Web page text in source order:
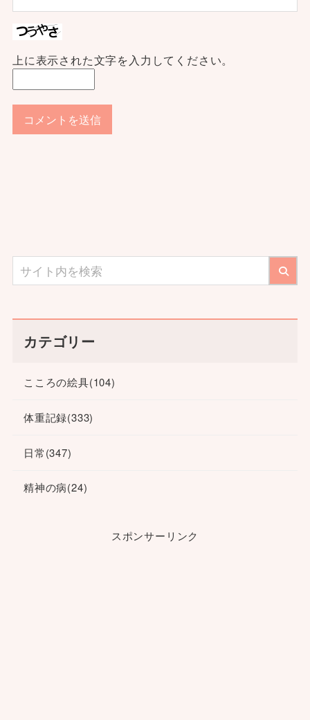
上に表示された文字を入力してください。
カテゴリー
こころの絵具(104)
体重記録(333)
日常(347)
精神の病(24)
スポンサーリンク